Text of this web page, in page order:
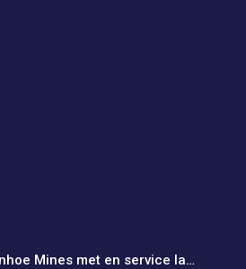
Mines met en service la…